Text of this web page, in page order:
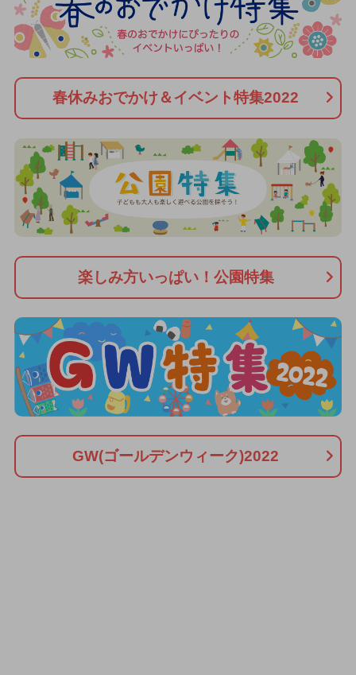
春休みおでかけ＆イベント特集2022
楽しみ方いっぱい！公園特集
GW(ゴールデンウィーク)2022